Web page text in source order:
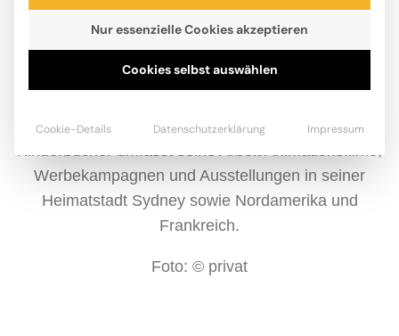
Charles Santoso findet Inspiration in seinen
Reisen. Neben der Illustration zahlreicher
Kinderbücher umfasst seine Arbeit Animationsfilme,
Werbekampagnen und Ausstellungen in seiner
Heimatstadt Sydney sowie Nordamerika und
Frankreich.
Foto: © privat
Nur essenzielle Cookies akzeptieren
Cookies selbst auswählen
Cookie-Details Datenschutzerklärung Impressum